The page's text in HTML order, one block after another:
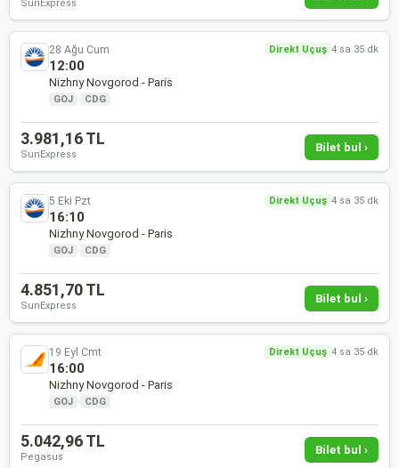
SunExpress
28 Ağu Cum Direkt Uçuş 4 sa 35 dk
12:00
Nizhny Novgorod - Paris
GOJ · CDG
3.981,16 TL
SunExpress
Bilet bul ›
5 Eki Pzt Direkt Uçuş 4 sa 35 dk
16:10
Nizhny Novgorod - Paris
GOJ · CDG
4.851,70 TL
SunExpress
Bilet bul ›
19 Eyl Cmt Direkt Uçuş 4 sa 35 dk
16:00
Nizhny Novgorod - Paris
GOJ · CDG
5.042,96 TL
Pegasus
Bilet bul ›